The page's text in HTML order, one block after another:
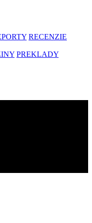
RECENZIE
PREKLADY